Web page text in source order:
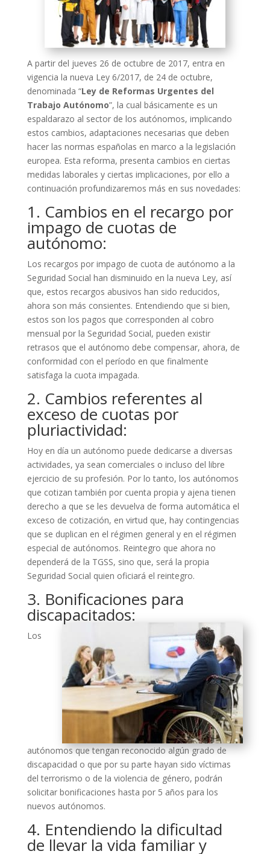
A partir del jueves 26 de octubre de 2017, entra en
vigencia la nueva Ley 6/2017, de 24 de octubre,
denominada “Ley de Reformas Urgentes del
Trabajo Autónomo”, la cual básicamente es un
espaldarazo al sector de los autónomos, implicando
estos cambios, adaptaciones necesarias que deben
hacer las normas españolas en marco a la legislación
europea. Esta reforma, presenta cambios en ciertas
medidas laborales y ciertas implicaciones, por ello a
continuación profundizaremos más en sus novedades:
1. Cambios en el recargo por
impago de cuotas de
autónomo:
Los recargos por impago de cuota de autónomo a la
Seguridad Social han disminuido en la nueva Ley, así
que, estos recargos abusivos han sido reducidos,
ahora son más consientes. Entendiendo que si bien,
estos son los pagos que corresponden al cobro
mensual por la Seguridad Social, pueden existir
retrasos que el autónomo debe compensar, ahora, de
conformidad con el período en que finalmente
satisfaga la cuota impagada.
2. Cambios referentes al
exceso de cuotas por
pluriactividad:
Hoy en día un autónomo puede dedicarse a diversas
actividades, ya sean comerciales o incluso del libre
ejercicio de su profesión. Por lo tanto, los autónomos
que cotizan también por cuenta propia y ajena tienen
derecho a que se les devuelva de forma automática el
exceso de cotización, en virtud que, hay contingencias
que se duplican en el régimen general y en el régimen
especial de autónomos. Reintegro que ahora no
dependerá de la TGSS, sino que, será la propia
Seguridad Social quien oficiará el reintegro.
3. Bonificaciones para
discapacitados:
Los
autónomos que tengan reconocido algún grado de
discapacidad o que por su parte hayan sido víctimas
del terrorismo o de la violencia de género, podrán
solicitar bonificaciones hasta por 5 años para los
nuevos autónomos.
4. Entendiendo la dificultad
de llevar la vida familiar y